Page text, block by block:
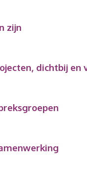
zijn
dichtbij en